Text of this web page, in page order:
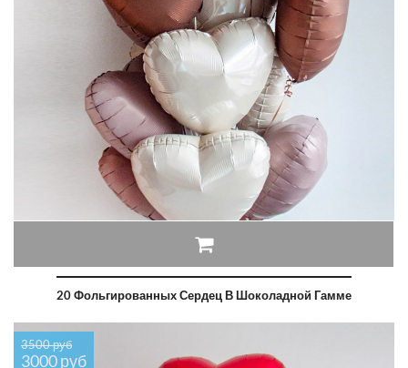
20 Фольгированных Сердец В Шоколадной Гамме
3500 руб
3000 руб